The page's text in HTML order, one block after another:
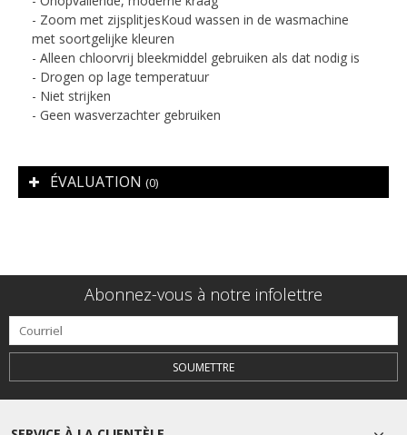
- Zoom met zijsplitjesKoud wassen in de wasmachine
met soortgelijke kleuren
- Alleen chloorvrij bleekmiddel gebruiken als dat nodig is
- Drogen op lage temperatuur
- Niet strijken
- Geen wasverzachter gebruiken
ÉVALUATION (0)
Abonnez-vous à notre infolettre
SOUMETTRE